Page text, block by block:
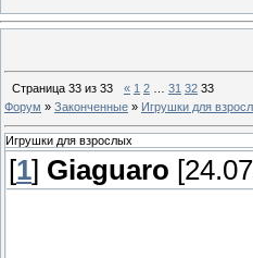
Страница 33 из 33 « 1 2 31 32 33
Форум » Законченные » Игрушки для
Игрушки для взрослых
[1] Giaguaro